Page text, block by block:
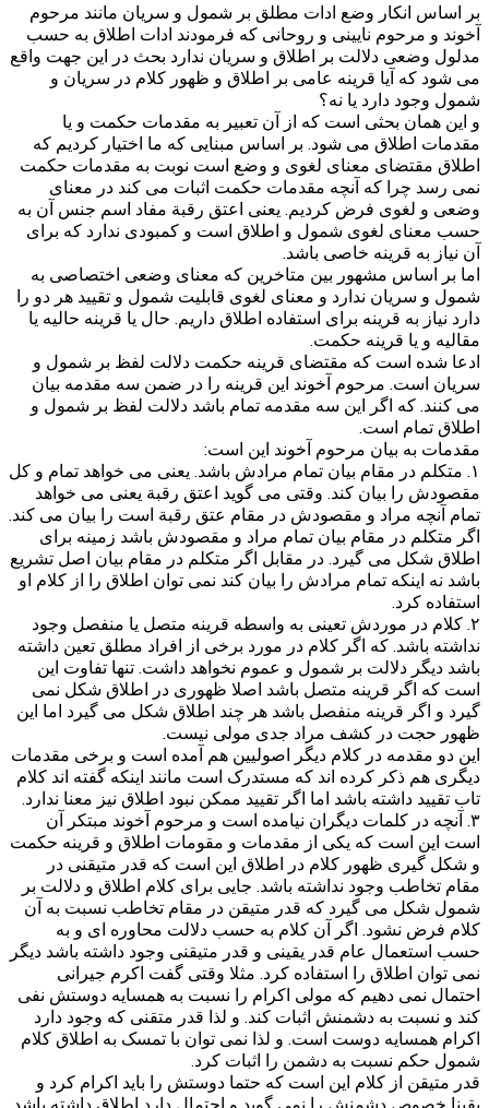
بر اساس انکار وضع ادات مطلق بر شمول و سریان مانند مرحوم
آخوند و مرحوم نایینی و روحانی که فرمودند ادات اطلاق به حسب
مدلول وضعی دلالت بر اطلاق و سریان ندارد بحث در این جهت واقع
می شود که آیا قرینه عامی بر اطلاق و ظهور کلام در سریان و
شمول وجود دارد یا نه؟
و این همان بحثی است که از آن تعبیر به مقدمات حکمت و یا
مقدمات اطلاق می شود. بر اساس مبنایی که ما اختیار کردیم که
اطلاق مقتضای معنای لغوی و وضع است نوبت به مقدمات حکمت
نمی رسد چرا که آنچه مقدمات حکمت اثبات می کند در معنای
وضعی و لغوی فرض کردیم. یعنی اعتق رقبة مفاد اسم جنس آن به
حسب معنای لغوی شمول و اطلاق است و کمبودی ندارد که برای
آن نیاز به قرینه خاصی باشد.
اما بر اساس مشهور بین متاخرین که معنای وضعی اختصاصی به
شمول و سریان ندارد و معنای لغوی قابلیت شمول و تقیید هر دو را
دارد نیاز به قرینه برای استفاده اطلاق داریم. حال یا قرینه حالیه یا
مقالیه و یا قرینه حکمت.
ادعا شده است که مقتضای قرینه حکمت دلالت لفظ بر شمول و
سریان است. مرحوم آخوند این قرینه را در ضمن سه مقدمه بیان
می کنند. که اگر این سه مقدمه تمام باشد دلالت لفظ بر شمول و
اطلاق تمام است.
مقدمات به بیان مرحوم آخوند این است:
۱. متکلم در مقام بیان تمام مرادش باشد. یعنی می خواهد تمام و کل
مقصودش را بیان کند. وقتی می گوید اعتق رقبة یعنی می خواهد
تمام آنچه مراد و مقصودش در مقام عتق رقبة است را بیان می کند.
اگر متکلم در مقام بیان تمام مراد و مقصودش باشد زمینه برای
اطلاق شکل می گیرد. در مقابل اگر متکلم در مقام بیان اصل تشریع
باشد نه اینکه تمام مرادش را بیان کند نمی توان اطلاق را از کلام او
استفاده کرد.
۲. کلام در موردش تعینی به واسطه قرینه متصل یا منفصل وجود
نداشته باشد. که اگر کلام در مورد برخی از افراد مطلق تعین داشته
باشد دیگر دلالت بر شمول و عموم نخواهد داشت. تنها تفاوت این
است که اگر قرینه متصل باشد اصلا ظهوری در اطلاق شکل نمی
گیرد و اگر قرینه منفصل باشد هر چند اطلاق شکل می گیرد اما این
ظهور حجت در کشف مراد جدی مولی نیست.
این دو مقدمه در کلام دیگر اصولیین هم آمده است و برخی مقدمات
دیگری هم ذکر کرده اند که مستدرک است مانند اینکه گفته اند کلام
تاب تقیید داشته باشد اما اگر تقیید ممکن نبود اطلاق نیز معنا ندارد.
۳. آنچه در کلمات دیگران نیامده است و مرحوم آخوند مبتکر آن
است این است که یکی از مقدمات و مقومات اطلاق و قرینه حکمت
و شکل گیری ظهور کلام در اطلاق این است که قدر متیقنی در
مقام تخاطب وجود نداشته باشد. جایی برای کلام اطلاق و دلالت بر
شمول شکل می گیرد که قدر متیقن در مقام تخاطب نسبت به آن
کلام فرض نشود. اگر آن کلام به حسب دلالت محاوره ای و به
حسب استعمال عام قدر یقینی و قدر متیقنی وجود داشته باشد دیگر
نمی توان اطلاق را استفاده کرد. مثلا وقتی گفت اکرم جیرانی
احتمال نمی دهیم که مولی اکرام را نسبت به همسایه دوستش نفی
کند و نسبت به دشمنش اثبات کند. و لذا قدر متقنی که وجود دارد
اکرام همسایه دوست است. و لذا نمی توان با تمسک به اطلاق کلام
شمول حکم نسبت به دشمن را اثبات کرد.
قدر متیقن از کلام این است که حتما دوستش را باید اکرام کرد و